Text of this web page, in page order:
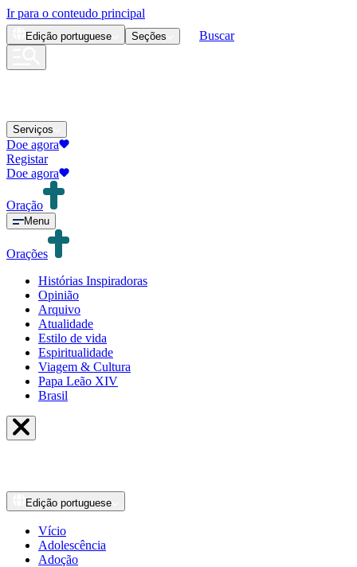
Ir para o conteudo principal
Edição portuguese Seções Buscar
Serviços
Doe agora
Registar
Doe agora
Oração
Menu
Orações
Histórias Inspiradoras
Opinião
Arquivo
Atualidade
Estilo de vida
Espiritualidade
Viagem & Cultura
Papa Leão XIV
Brasil
Edição portuguese
Vício
Adolescência
Adoção